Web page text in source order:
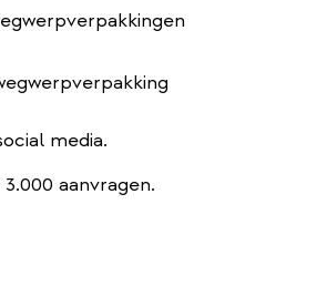
media.
aanvragen.